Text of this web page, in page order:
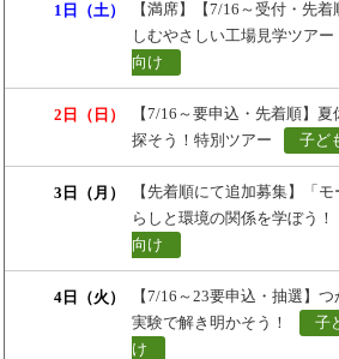
1日（土）
【満席】【7/16～受付・先
しむやさしい工場見学ツアー
向け
2日（日）
【7/16～要申込・先着順】
探そう！特別ツアー
子ど
3日（月）
【先着順にて追加募集】「
らしと環境の関係を学ぼう！
向け
4日（火）
【7/16～23要申込・抽選】
実験で解き明かそう！
子
け